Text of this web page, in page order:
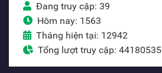
Đang truy cập: 39
Hôm nay: 1563
Tháng hiện tại: 12942
Tổng lượt truy cập: 44180535